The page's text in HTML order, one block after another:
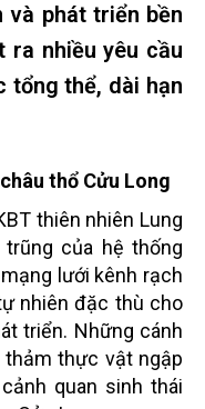
và phát triển bền
ra nhiều yêu cầu
tổng thể, dài hạn
thổ Cửu Long
thiên nhiên Lung
của hệ thống
lưới kênh rạch
nhiên đặc thù cho
triển. Những cánh
thảm thực vật ngập
quan sinh thái